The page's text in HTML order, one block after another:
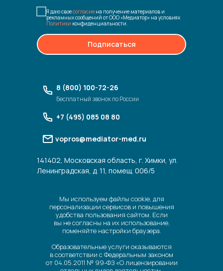
Мы используем файлы cookie, для
персонализации сервисов и повышения
удобства пользования сайтом. Если
вы не согласны на их использование,
поменяйте настройки браузера.
Образовательные услуги оказываются
в соответствии с Федеральным законом
от 04.05.2011 № 99-ФЗ «О лицензировании
Я даю своесогласие на получение материалов и
рекламных сообщений от ООО «Медиатор» на условиях
Политики конфиденциальности.
Подписаться
8 (800) 100-72-26
Бесплатный звонок по России
vopros@mediator-med.ru
141402, Московская область, г. Химки, ул.
Ленинградская, д. 11, помещ. 006/5
+7 (495) 085 08 80